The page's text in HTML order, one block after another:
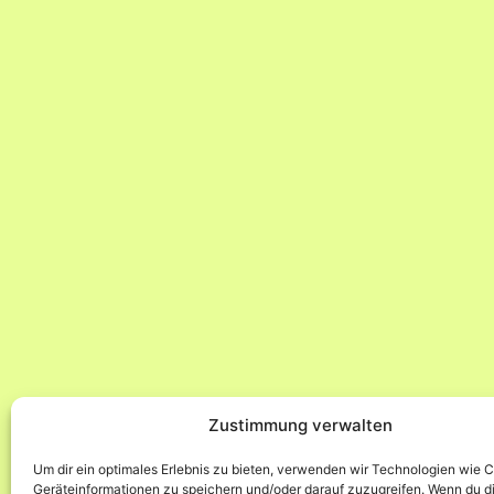
Zustimmung verwalten
Um dir ein optimales Erlebnis zu bieten, verwenden wir Technologien wie
Geräteinformationen zu speichern und/oder darauf zuzugreifen. Wenn du